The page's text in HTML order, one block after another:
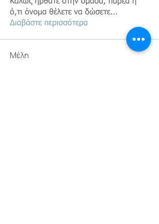
ό,τι όνομα θέλετε να δώσετε...
Διαβάστε περισσότερα
Μέλη